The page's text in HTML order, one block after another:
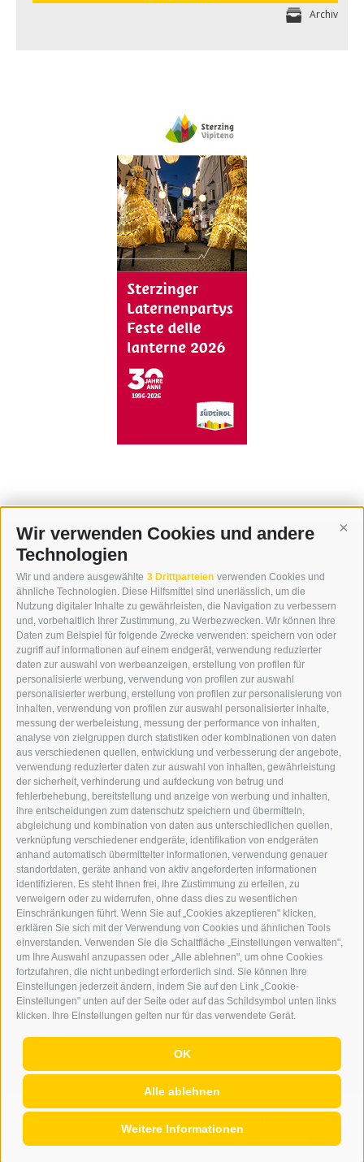
Wir verwenden Cookies und andere
Technologien
Wir und andere ausgewählte 3 Drittparteien verwenden Cookies und
ähnliche Technologien. Diese Hilfsmittel sind unerlässlich, um die
Nutzung digitaler Inhalte zu gewährleisten, die Navigation zu verbessern
und, vorbehaltlich Ihrer Zustimmung, zu Werbezwecken. Wir können Ihre
Daten zum Beispiel für folgende Zwecke verwenden: speichern von oder
zugriff auf informationen auf einem endgerät, verwendung reduzierter
daten zur auswahl von werbeanzeigen, erstellung von profilen für
personalisierte werbung, verwendung von profilen zur auswahl
personalisierter werbung, erstellung von profilen zur personalisierung von
inhalten, verwendung von profilen zur auswahl personalisierter inhalte,
messung der werbeleistung, messung der performance von inhalten,
analyse von zielgruppen durch statistiken oder kombinationen von daten
aus verschiedenen quellen, entwicklung und verbesserung der angebote,
verwendung reduzierter daten zur auswahl von inhalten, gewährleistung
der sicherheit, verhinderung und aufdeckung von betrug und
fehlerbehebung, bereitstellung und anzeige von werbung und inhalten,
ihre entscheidungen zum datenschutz speichern und übermitteln,
abgleichung und kombination von daten aus unterschiedlichen quellen,
verknüpfung verschiedener endgeräte, identifikation von endgeräten
anhand automatisch übermittelter informationen, verwendung genauer
standortdaten, geräte anhand von aktiv angeforderten informationen
identifizieren. Es steht Ihnen frei, Ihre Zustimmung zu erteilen, zu
verweigern oder zu widerrufen, ohne dass dies zu wesentlichen
Einschränkungen führt. Wenn Sie auf „Cookies akzeptieren" klicken,
erklären Sie sich mit der Verwendung von Cookies und ähnlichen Tools
einverstanden. Verwenden Sie die Schaltfläche „Einstellungen verwalten",
um Ihre Auswahl anzupassen oder „Alle ablehnen", um ohne Cookies
fortzufahren, die nicht unbedingt erforderlich sind. Sie können Ihre
Einstellungen jederzeit ändern, indem Sie auf den Link „Cookie-
Einstellungen" unten auf der Seite oder auf das Schildsymbol unten links
klicken. Ihre Einstellungen gelten nur für das verwendete Gerät.
OK
Alle ablehnen
Weitere Informationen
Archiv
KONTAKT
WIPP-MEDIA GMBH
DER ERKER
NEUSTADT 20A
I-39049 STERZING
TEL.: +39 0472 766876
GRAFIK@DERERKER.IT
INFO@DERERKER.IT
BARBARA.FONTANA@DERERKER.IT
DER ERKER
WERBEN IM ERKER
ONLINE-WERBUNG
SEPA-DAUERAUFTRAG
REGELN LESERKOMMENTARE
ONLINE VOTING
SERVICE
VERANSTALTUNGSKALENDER
KLEINANZEIGER
NÜTZLICHE LINKS
WETTER
WEBCAM
VIDEOS
TRAUER
|
Cookie Präferenzen